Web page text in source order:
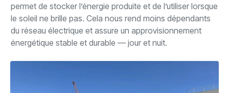
permet de stocker l’énergie produite et de l’utiliser lorsque
le soleil ne brille pas. Cela nous rend moins dépendants
du réseau électrique et assure un approvisionnement
énergétique stable et durable — jour et nuit.